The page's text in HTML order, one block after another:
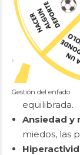
Gestión del enfado
equilibrada.
Ansiedad y
miedos, las